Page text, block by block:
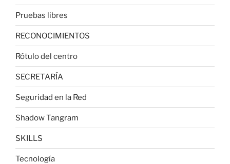
Pruebas libres
RECONOCIMIENTOS
Rótulo del centro
SECRETARÍA
Seguridad en la Red
Shadow Tangram
SKILLS
Tecnología